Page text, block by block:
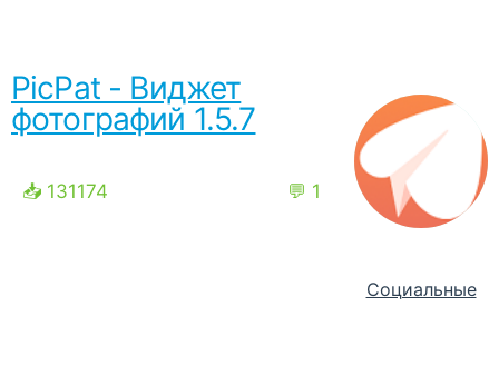
PicPat - Виджет
фотографий 1.5.7
📥 131174 💬 1
Социальные